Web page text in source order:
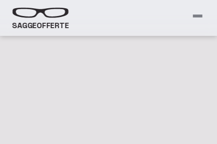
SAGGEOFFERTE